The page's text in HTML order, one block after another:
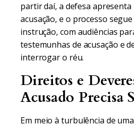
partir daí, a defesa
acusação, e o processo
instrução, com audiências
testemunhas de acusação e
interrogar o réu.
Direitos e
Acusado Precisa
Em meio à turbulência de